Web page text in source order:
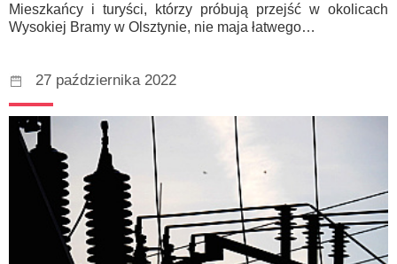
Mieszkańcy i turyści, którzy próbują przejść w okolicach
Wysokiej Bramy w Olsztynie, nie maja łatwego…
27 października 2022